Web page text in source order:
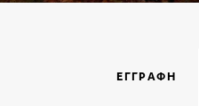
ΕΓΓΡΑΦΉ